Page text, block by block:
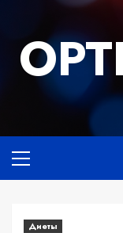
содержимому
меню
Диеты